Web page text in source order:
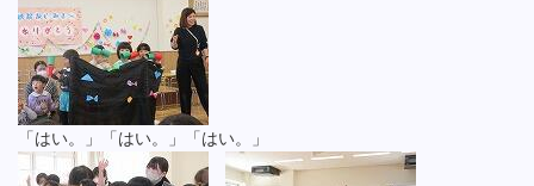
「はい。」「はい。」「はい。」